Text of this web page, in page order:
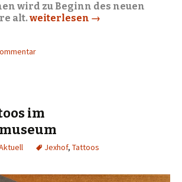
wird zu Beginn des neuen
alt.88plus: Der Kalender 2023
weiterlesen →
im
Jexhof, Tattoos